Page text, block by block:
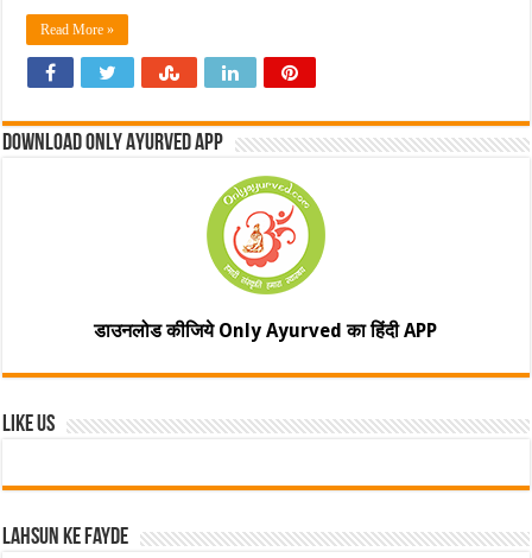
Read More »
Download Only Ayurved App
डाउनलोड कीजिये Only Ayurved का हिंदी APP
Like Us
Lahsun ke fayde